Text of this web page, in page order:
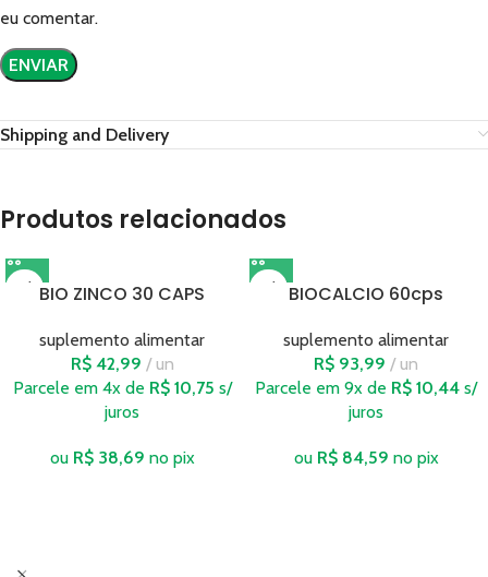
eu comentar.
Shipping and Delivery
Produtos relacionados
BIO ZINCO 30 CAPS
suplemento alimentar
R$42,99
un
Parcele em 4x de R$10,75 s/
juros
ou R$38,69 no pix
BIOCALCIO 60cps
suplemento alimentar
R$ 93,99
un
Parcele em 9x de R$ 10,44 s/
juros
ou R$84,59 no pix